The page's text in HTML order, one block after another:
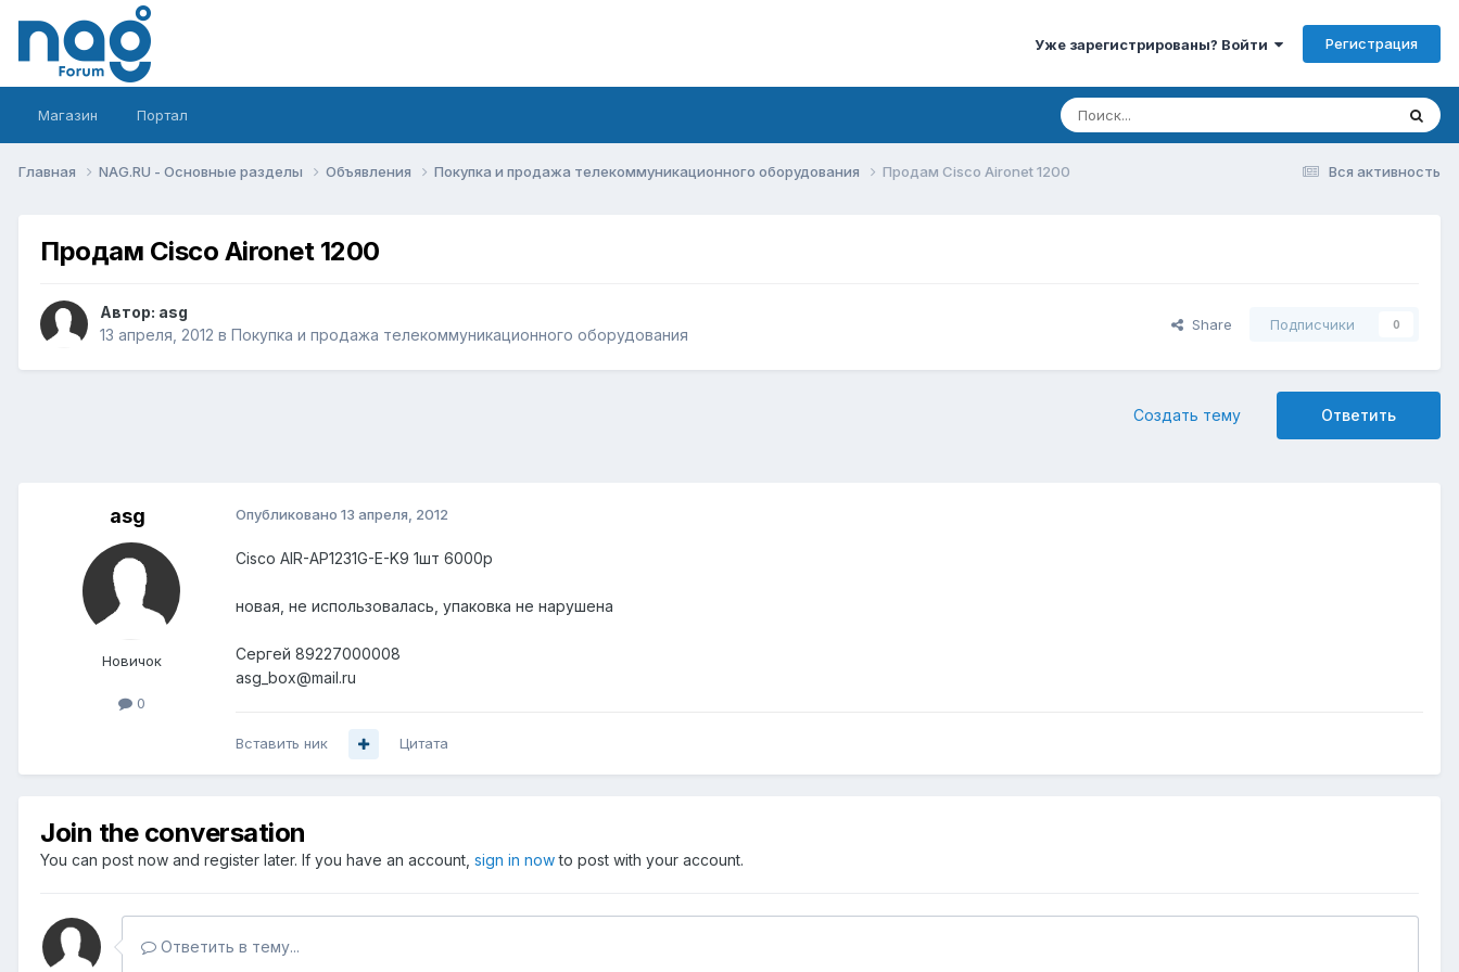
Уже зарегистрированы? Войти Регистрация
Магазин Портал
Вся активность
Главная NAG.RU - Основные разделы Объявления Покупка и продажа телекоммуникационного оборудования Продам Cisco Aironet 1200
Продам Cisco Aironet 1200
Автор: asg
13 апреля, 2012 в Покупка и продажа телекоммуникационного оборудования
Share Подписчики 0
Ответить
Создать тему
asg
Новичок
0
Опубликовано 13 апреля, 2012
Cisco AIR-AP1231G-E-K9 1шт 6000р
новая, не использовалась, упаковка не нарушена
Сергей 89227000008
asg_box@mail.ru
Вставить ник Цитата
Join the conversation
You can post now and register later. If you have an account, sign in nowto post with your account.
Ответить в тему...